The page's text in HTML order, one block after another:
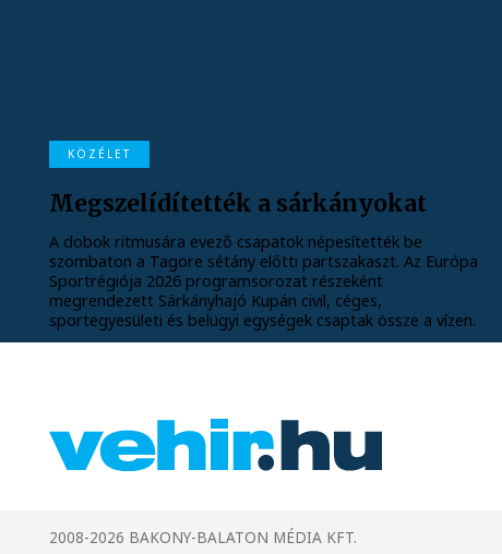
KÖZÉLET
Megszelídítették a sárkányokat
A dobok ritmusára evező csapatok népesítették be
szombaton a Tagore sétány előtti partszakaszt. Az Európa
Sportrégiója 2026 programsorozat részeként
megrendezett Sárkányhajó Kupán civil, céges,
sportegyesületi és belügyi egységek csaptak össze a vízen.
2008-2026 BAKONY-BALATON MÉDIA KFT.